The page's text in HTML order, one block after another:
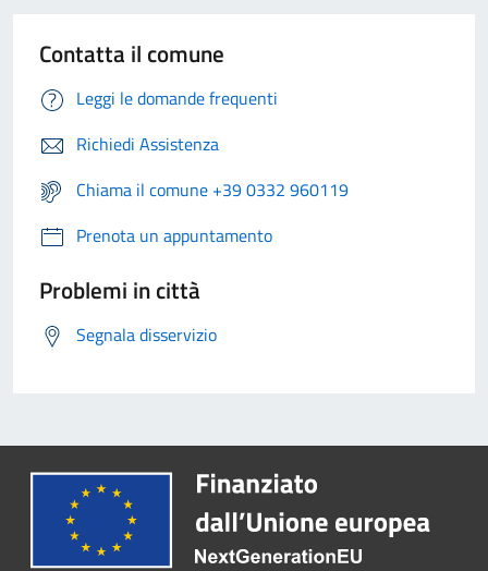
Contatta il comune
Leggi le domande frequenti
Richiedi Assistenza
Chiama il comune +39 0332 960119
Prenota un appuntamento
Problemi in città
Segnala disservizio